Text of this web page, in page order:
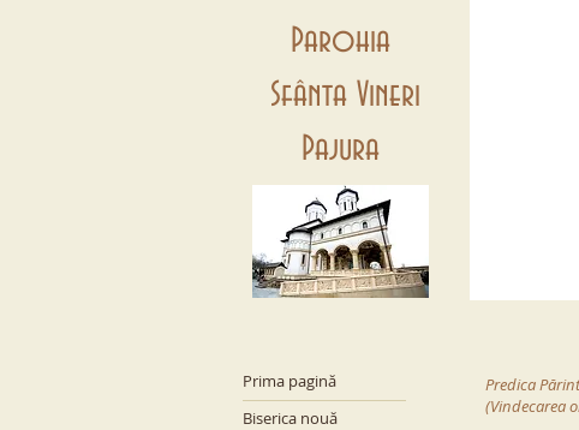
Parohia
Sfânta Vineri
Pajura
Predica
(Vindecarea
Prima pagină
Biserica nouă